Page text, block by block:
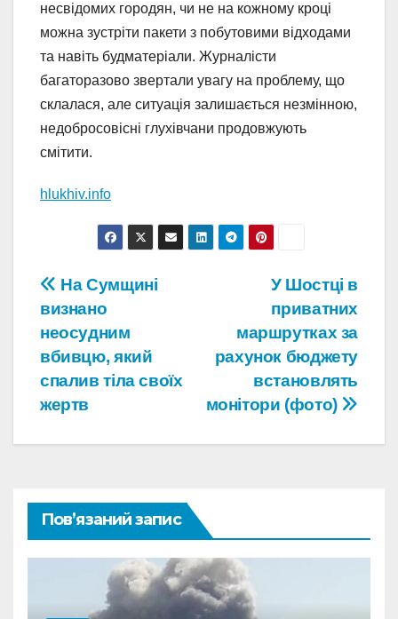
несвідомих городян, чи не на кожному кроці
можна зустріти пакети з побутовими відходами
та навіть будматеріали. Журналісти
багаторазово звертали увагу на проблему, що
склалася, але ситуація залишається незмінною,
недобросовісні глухівчани продовжують
смітити.
hlukhiv.info
Навігація
записів
У Шостці в
приватних
маршрутках за
рахунок бюджету
встановлять
монітори (фото)
На Сумщині
визнано
неосудним
вбивцю, який
спалив тіла своїх
жертв
Пов’язаний запис